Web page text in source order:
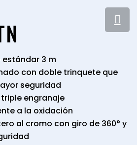
3 m
con doble trinquete que
seguridad
engranaje
a la oxidación
al cromo con giro de 360° y